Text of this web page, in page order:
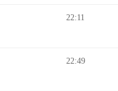
22:11
22:49